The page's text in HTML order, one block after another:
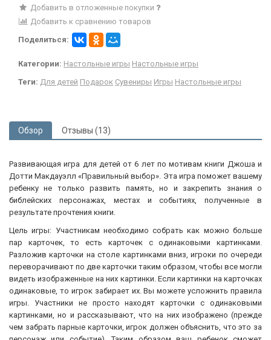
Добавить в отложенные покупки
Добавить к сравнению товаров
Поделиться:
Категории: Настольные игры Настольные игры
Теги: Для детей Подарок Сувениры Игры Настольные игры
Обзор Отзывы (13)
Развивающая игра для детей от 6 лет по мотивам книги Джоша и
Дотти Макдауэлл «Правильный выбор». Эта игра поможет вашему
ребенку не только развить память, но и закрепить знания о
библейских персонажах, местах и событиях, полученные в
результате прочтения книги.
Цель игры: Участникам необходимо собрать как можно больше
пар карточек, то есть карточек с одинаковыми картинками.
Разложив карточки на столе картинками вниз, игроки по очереди
переворачивают по две карточки таким образом, чтобы все могли
видеть изображенные на них картинки. Если картинки на карточках
одинаковые, то игрок забирает их. Вы можете усложнить правила
игры. Участники не просто находят карточки с одинаковыми
картинками, но и рассказывают, что на них изображено (прежде
чем забрать парные карточки, игрок должен объяснить, что это за